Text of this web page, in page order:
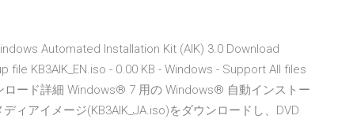
Automated Installation Kit (AIK) 3.0 Download
KB3AIK_EN.iso - 0.00 KB - Windows - Support All files
ード詳細 Windows® 7 用の Windows® 自動インストー
ィアイメージ(KB3AIK_JA.iso)をダウンロードし、DVD